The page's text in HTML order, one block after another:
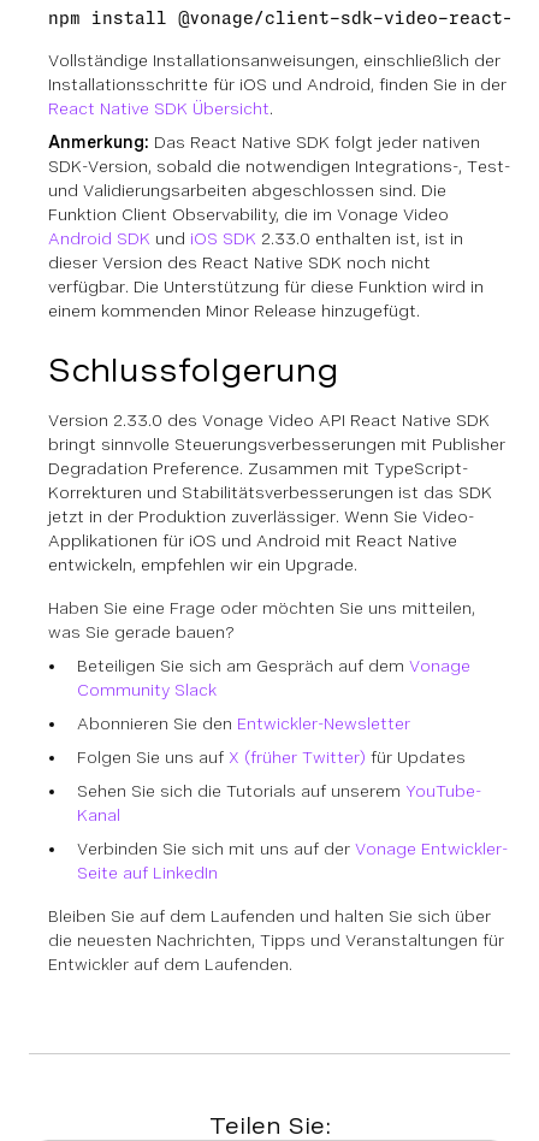
Vollständige Installationsanweisungen, einschließlich der
Installationsschritte für iOS und Android, finden Sie in der
React Native SDK Übersicht.
Anmerkung: Das React Native SDK folgt jeder nativen
SDK-Version, sobald die notwendigen Integrations-, Test-
und Validierungsarbeiten abgeschlossen sind. Die
Funktion Client Observability, die im Vonage Video
Android SDK und iOS SDK 2.33.0 enthalten ist, ist in
dieser Version des React Native SDK noch nicht
verfügbar. Die Unterstützung für diese Funktion wird in
einem kommenden Minor Release hinzugefügt.
Schlussfolgerung
Version 2.33.0 des Vonage Video API React Native SDK
bringt sinnvolle Steuerungsverbesserungen mit Publisher
Degradation Preference. Zusammen mit TypeScript-
Korrekturen und Stabilitätsverbesserungen ist das SDK
jetzt in der Produktion zuverlässiger. Wenn Sie Video-
Applikationen für iOS und Android mit React Native
entwickeln, empfehlen wir ein Upgrade.
Haben Sie eine Frage oder möchten Sie uns mitteilen,
was Sie gerade bauen?
Beteiligen Sie sich am Gespräch auf dem Vonage
Community Slack
Abonnieren Sie den Entwickler-Newsletter
Folgen Sie uns auf X (früher Twitter) für Updates
Sehen Sie sich die Tutorials auf unserem YouTube-
Kanal
Verbinden Sie sich mit uns auf der Vonage Entwickler-
Seite auf LinkedIn
Bleiben Sie auf dem Laufenden und halten Sie sich über
die neuesten Nachrichten, Tipps und Veranstaltungen für
Entwickler auf dem Laufenden.
Teilen Sie: